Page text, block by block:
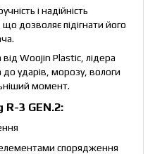
і надійність
дозволяє підігнати його
Woojin Plastic, лідера
до ударів, морозу, вологи
момент.
3 GEN.2:
елементами спорядження